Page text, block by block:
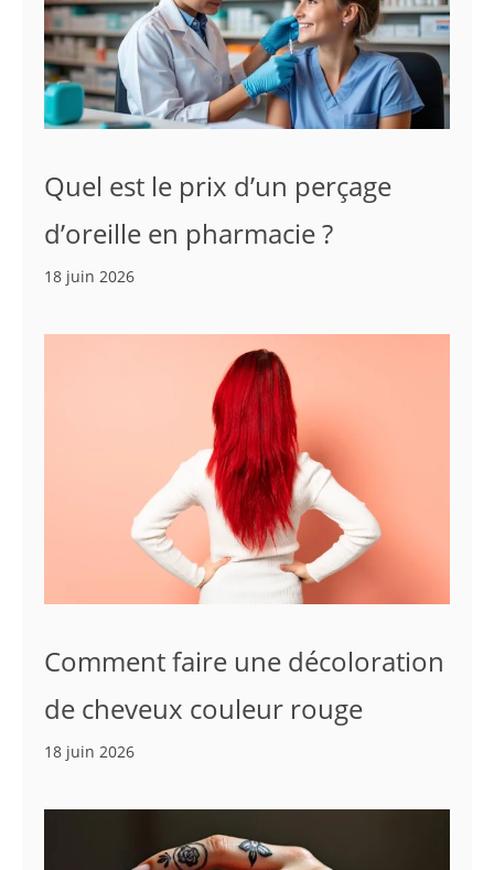
Quel est le prix d’un perçage
d’oreille en pharmacie ?
18 juin 2026
Comment faire une décoloration
de cheveux couleur rouge
18 juin 2026